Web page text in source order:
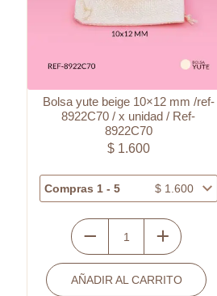
Bolsa yute beige 10×12 mm /ref-
8922C70 / x unidad / Ref-
8922C70
$1.600
Compras 1 - 5 $1.600
Bolsa
yute
beige
AÑADIR AL CARRITO